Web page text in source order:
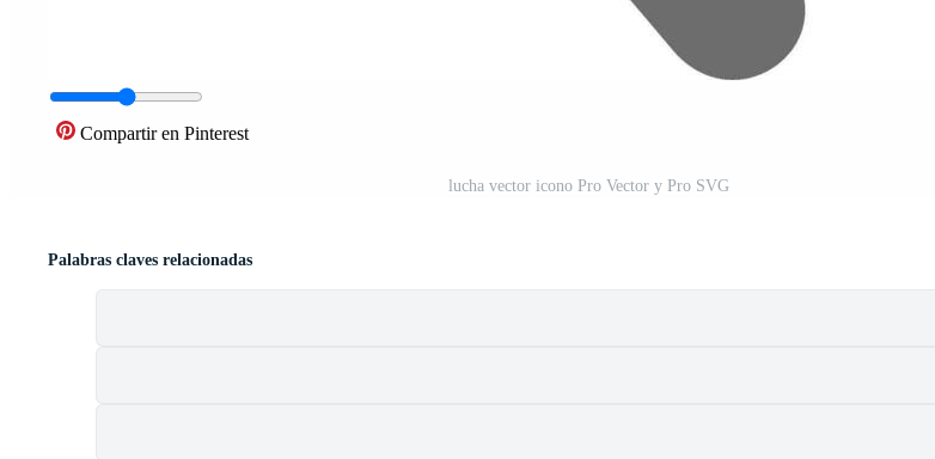
Compartir en Pinterest
lucha vector icono Pro Vector y Pro SVG
Palabras claves relacionadas